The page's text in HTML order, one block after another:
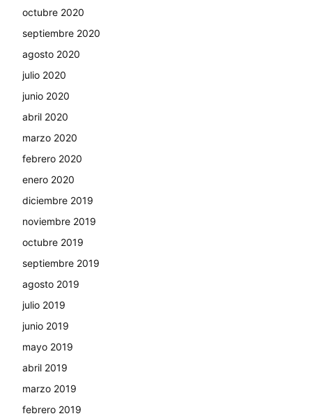
octubre 2020
septiembre 2020
agosto 2020
julio 2020
junio 2020
abril 2020
marzo 2020
febrero 2020
enero 2020
diciembre 2019
noviembre 2019
octubre 2019
septiembre 2019
agosto 2019
julio 2019
junio 2019
mayo 2019
abril 2019
marzo 2019
febrero 2019